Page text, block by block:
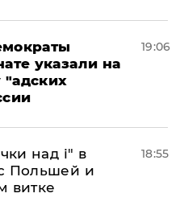
указали на
19:06
над і" в
Польшей и
витке
18:55